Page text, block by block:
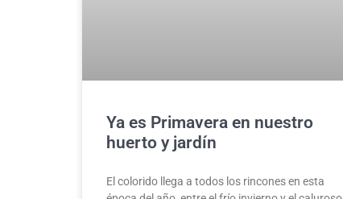
Ya es Primavera en nuestro
huerto y jardín
El colorido llega a todos los rincones en esta